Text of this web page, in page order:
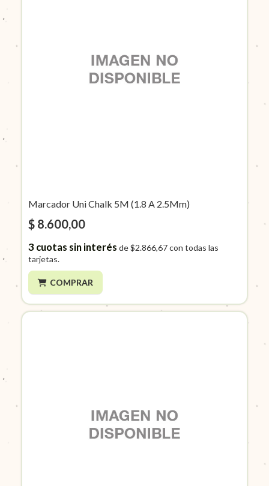
Marcador Uni Chalk 5M (1.8 A 2.5Mm)
$ 8.600,00
3cuotas sin interés de$2.866,67con todas las
tarjetas.
COMPRAR